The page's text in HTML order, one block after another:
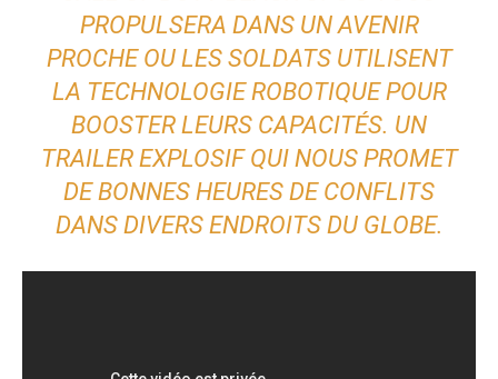
PROPULSERA DANS UN AVENIR
PROCHE OU LES SOLDATS UTILISENT
LA TECHNOLOGIE ROBOTIQUE POUR
BOOSTER LEURS CAPACITÉS. UN
TRAILER EXPLOSIF QUI NOUS PROMET
DE BONNES HEURES DE CONFLITS
DANS DIVERS ENDROITS DU GLOBE.